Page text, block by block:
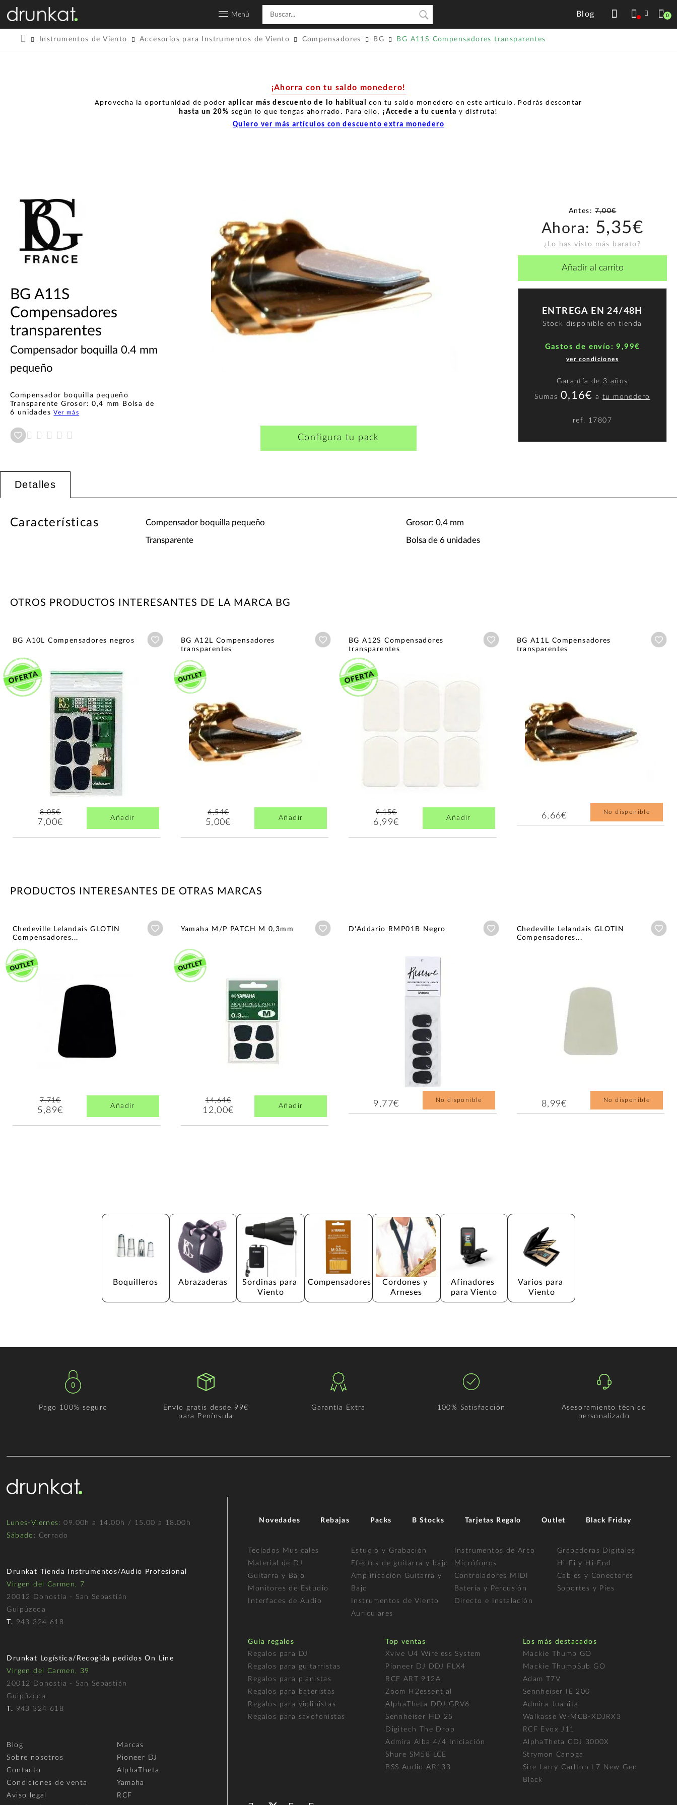
Menú Blog 0
Instrumentos de Viento Accesorios para Instrumentos de Viento Compensadores BG BG A11S Compensadores transparentes
¡Ahorra con tu saldo monedero!
Aprovecha la oportunidad de poder aplicar más descuento de lo habitual con tu saldo monedero en este artículo. Podrás descontar
hasta un 20% según lo que tengas ahorrado. Para ello, ¡ Accede a tu cuenta y disfruta!
Quiero ver más artículos con descuento extra monedero
BG A11S
Compensadores
transparentes
Compensador boquilla 0.4 mm
pequeño
Compensador boquilla pequeño
Transparente Grosor: 0,4 mm Bolsa de
6 unidadesVer más
Configura tu pack
Antes:7,00€
Ahora: 5,35€
¿Lo has visto más barato?
Añadir al carrito
ENTREGA EN 24/48H
Stock disponible en tienda
Gastos de envío: 9,99€
ver condiciones
Garantía de 3 años
Sumas 0,16€ atu monedero
ref. 17807
Detalles
Características Compensador boquilla pequeño
Transparente
Grosor: 0,4 mm
Bolsa de 6 unidades
OTROS PRODUCTOS INTERESANTES DE LA MARCA BG
BG A10L Compensadores negros Añadir a wishlist
8,05€
7,00€ Añadir
BG A12L Compensadores
transparentes
Añadir a wishlist
6,54€
5,00€ Añadir
BG A12S Compensadores
transparentes
Añadir a wishlist
9,15€
6,99€ Añadir
BG A11L Compensadores
transparentes
6,66€ No disponible
PRODUCTOS INTERESANTES DE OTRAS MARCAS
Chedeville Lelandais GLOTIN
Compensadores...
Añadir a wishlist
7,71€
5,89€ Añadir
Yamaha M/P PATCH M 0,3mm Añadir a wishlist
14,64€
12,00€ Añadir
D'Addario RMP01B Negro Añadir a wishlist
9,77€ No disponible
Chedeville Lelandais GLOTIN
Compensadores...
8,99€ No disponible
Boquilleros Abrazaderas
Sordinas para
Viento
Compensadores
Cordones y
Arneses
Afinadores
para Viento
Varios para
Viento
Pago 100% seguro
Envío gratis desde 99€
para Península
Garantía Extra 100% Satisfacción
Asesoramiento técnico
personalizado
Lunes-Viernes : 09.00h a 14.00h / 15.00 a 18.00h
Sábado : Cerrado
Drunkat Tienda Instrumentos/Audio Profesional
Virgen del Carmen, 7
20012 Donostia - San Sebastián
Guipúzcoa
T. 943 324 618
Drunkat Logística/Recogida pedidos On Line
Virgen del Carmen, 39
20012 Donostia - San Sebastián
Guipúzcoa
T. 943 324 618
Blog
Sobre nosotros
Contacto
Condiciones de venta
Aviso legal
Marcas
Pioneer DJ
AlphaTheta
Yamaha
RCF
Novedades Rebajas Packs B Stocks Tarjetas Regalo Outlet Black Friday
Teclados Musicales
Material de DJ
Guitarra y Bajo
Monitores de Estudio
Interfaces de Audio
Estudio y Grabación
Efectos de guitarra y bajo
Amplificación Guitarra y
Bajo
Instrumentos de Viento
Auriculares
Instrumentos de Arco
Micrófonos
Controladores MIDI
Batería y Percusión
Directo e Instalación
Grabadoras Digitales
Hi-Fi y Hi-End
Cables y Conectores
Soportes y Pies
Guía regalos
Regalos para DJ
Regalos para guitarristas
Regalos para pianistas
Regalos para bateristas
Regalos para violinistas
Regalos para saxofonistas
Top ventas
Xvive U4 Wireless System
Pioneer DJ DDJ FLX4
RCF ART 912A
Zoom H2essential
AlphaTheta DDJ GRV6
Sennheiser HD 25
Digitech The Drop
Admira Alba 4/4 Iniciación
Shure SM58 LCE
BSS Audio AR133
Los más destacados
Mackie Thump GO
Mackie ThumpSub GO
Adam T7V
Sennheiser IE 200
Admira Juanita
Walkasse W-MCB-XDJRX3
RCF Evox J11
AlphaTheta CDJ 3000X
Strymon Canoga
Sire Larry Carlton L7 New Gen
Black